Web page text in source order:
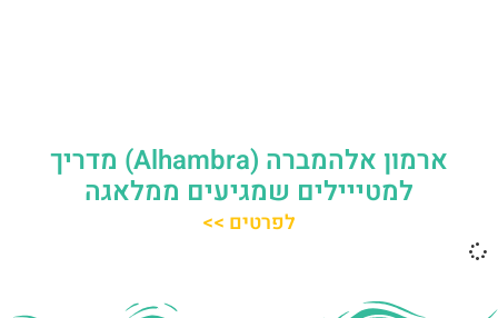
ארמון אלהמברה (Alhambra) מדריך
למטייילים שמגיעים ממלאגה
לפרטים >>